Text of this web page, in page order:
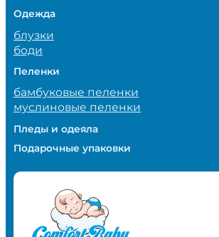
Одежда
блузки
боди
Пеленки
бамбуковые пеленки
муслиновые пеленки
Пледы и одеяла
Подарочные упаковки